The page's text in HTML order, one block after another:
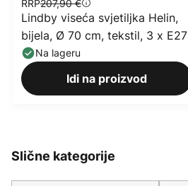
RRP207,90 €
Lindby viseća svjetiljka Helin,
bijela, Ø 70 cm, tekstil, 3 x E27
Na lageru
Idi na proizvod
Slične kategorije